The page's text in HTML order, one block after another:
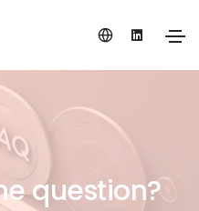
question?